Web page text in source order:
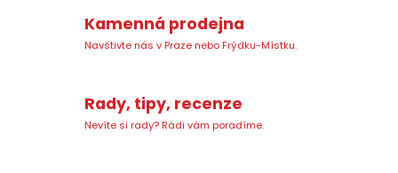
Kamenná prodejna
Navštivte nás v Praze nebo Frýdku-Místku.
Rady, tipy, recenze
Nevíte si rady? Rádi vám poradíme.